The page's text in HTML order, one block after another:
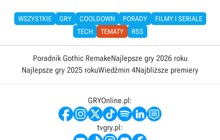
WSZYSTKIE GRY COOLDOWN PORADY
FILMY I SERIALE
TECH
TEMATY RSS
Poradnik Gothic RemakeNajlepsze gry 2026 roku
Najlepsze gry 2025 rokuWiedźmin 4Najbliższe premiery
GRYOnline.pl:
tvgry.pl: